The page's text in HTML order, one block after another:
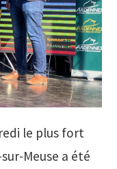
le plus fort
Meuse a été